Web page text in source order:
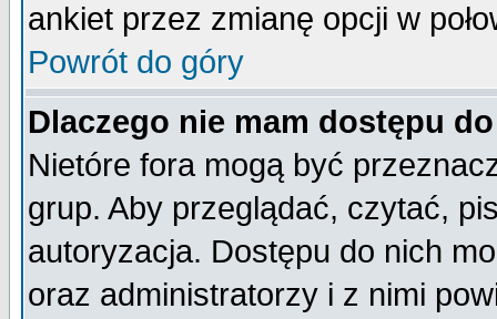
ankiet przez zmianę opcji w
Powrót do góry
Dlaczego nie mam dostępu
Nietóre fora mogą być
grup. Aby przeglądać, czytać,
autoryzacja. Dostępu do nich
oraz administratorzy i z nimi